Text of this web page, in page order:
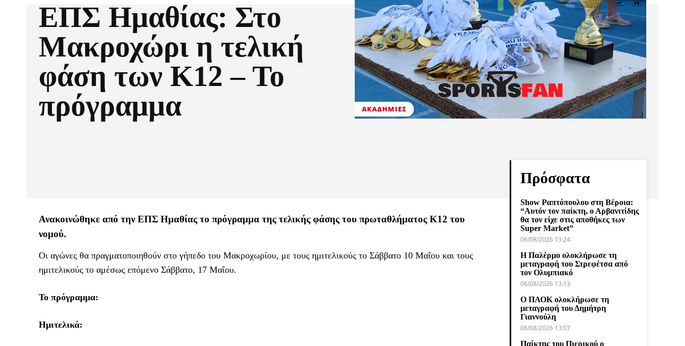
ΕΠΣ Ημαθίας: Στο
Μακροχώρι η τελική
φάση των Κ12 – Το
πρόγραμμα
ΑΚΑΔΗΜΊΕΣ
Ανακοινώθηκε από την ΕΠΣ Ημαθίας το πρόγραμμα της τελικής φάσης του πρωταθλήματος Κ12 του
νομού.
Οι αγώνες θα πραγματοποιηθούν στο γήπεδο του Μακροχωρίου, με τους ημιτελικούς το Σάββατο 10 Μαΐου και τους
ημιτελικούς το αμέσως επόμενο Σάββατο, 17 Μαΐου.
Το πρόγραμμα:
Ημιτελικά:
Πρόσφατα
Show Ραπτόπουλου στη Βέροια:
“Αυτόν τον παίκτη, ο Αρβανιτίδης
θα τον είχε στις αποθήκες των
Super Market”
06/08/2026 13:24
Η Παλέρμο ολοκλήρωσε τη
μεταγραφή του Στρεφέτσα από
τον Ολυμπιακό
06/08/2026 13:13
Ο ΠΑΟΚ ολοκλήρωσε τη
μεταγραφή του Δημήτρη
Γιαννούλη
06/08/2026 13:07
Παίκτης του Πιερικού ο